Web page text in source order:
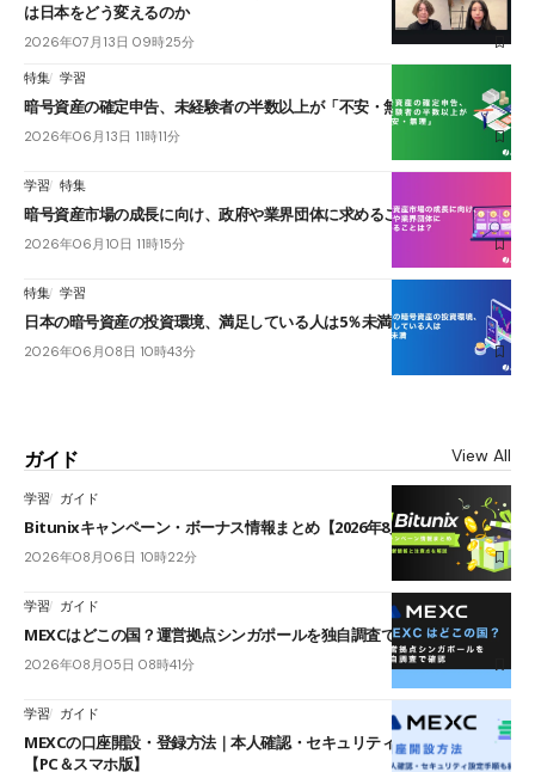
は日本をどう変えるのか
2026年07月13日 09時25分
特集 学習
暗号資産の確定申告、未経験者の半数以上が「不安・無理」
2026年06月13日 11時11分
学習 特集
暗号資産市場の成長に向け、政府や業界団体に求めることは？
2026年06月10日 11時15分
特集 学習
日本の暗号資産の投資環境、満足している人は5％未満
2026年06月08日 10時43分
ガイド View All
学習 ガイド
Bitunixキャンペーン・ボーナス情報まとめ【2026年8月最新】
2026年08月06日 10時22分
学習 ガイド
MEXCはどこの国？運営拠点シンガポールを独自調査で確認
2026年08月05日 08時41分
学習 ガイド
MEXCの口座開設・登録方法｜本人確認・セキュリティ設定手順も紹介
【PC＆スマホ版】